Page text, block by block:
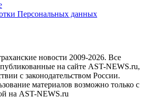
Персональных данных
новости 2009-2026. Все
на сайте AST-NEWS.ru,
с законодательством России.
материалов возможно только с
на AST-NEWS.ru